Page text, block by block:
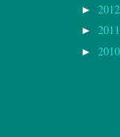
► 2012
► 2011
► 2010